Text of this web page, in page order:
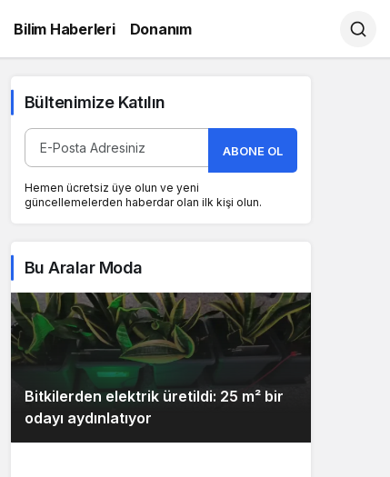
Bilim Haberleri Donanım
Bültenimize Katılın
ABONE OL
Hemen ücretsiz üye olun ve yeni
güncellemelerden haberdar olan ilk kişi olun.
Bu Aralar Moda
Bitkilerden elektrik üretildi: 25 m² bir
odayı aydınlatıyor